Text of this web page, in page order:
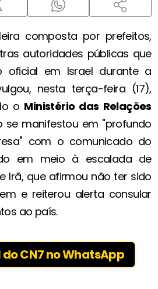
composta por prefeitos,
autoridades públicas que
oficial em Israel durante a
nesta terça-feira (17),
o Ministério das Relações
se manifestou em "profundo
com o comunicado do
em meio à escalada de
Irã, que afirmou não ter sido
e reiterou alerta consular
ao país.
CN7 no WhatsApp